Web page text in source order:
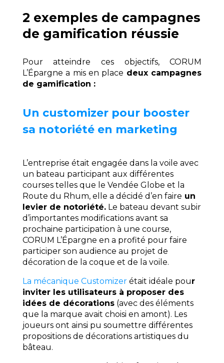
2 exemples de campagnes
de gamification réussie
Pour atteindre ces objectifs, CORUM
L’Épargne a mis en place deux campagnes
de gamification :
Un customizer pour booster
sa notoriété en marketing
L’entreprise était engagée dans la voile avec
un bateau participant aux différentes
courses telles que le Vendée Globe et la
Route du Rhum, elle a décidé d’en faire un
levier de notoriété.Le bateau devant subir
d’importantes modifications avant sa
prochaine participation à une course,
CORUM L’Épargne en a profité pour faire
participer son audience au projet de
décoration de la coque et de la voile.
La mécanique Customizerétait idéale pour
inviter les utilisateurs à proposer des
idées de décorations(avec des éléments
que la marque avait choisi en amont). Les
joueurs ont ainsi pu soumettre différentes
propositions de décorations artistiques du
bâteau.